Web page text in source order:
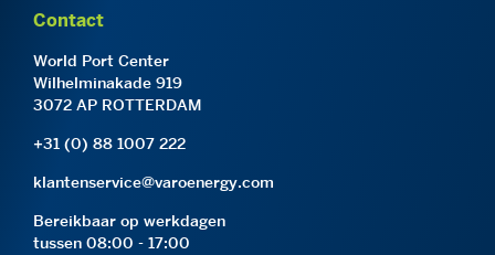
Contact
World Port Center
Wilhelminakade 919
3072 AP ROTTERDAM
+31 (0) 88 1007 222
klantenservice@varoenergy.com
Bereikbaar op werkdagen
tussen 08:00 - 17:00